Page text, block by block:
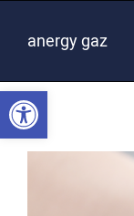
פתח
anergy gaz